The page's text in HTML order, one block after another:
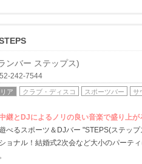
ンバー ステップス)
242-7544
ア クラブ・ディスコ スポーツバー サ
継とDJによるノリの良い音楽で盛り上が
べるスポーツ＆DJバー "STEPS(ステップ
ョナル！結婚式2次会など大小のパーテ